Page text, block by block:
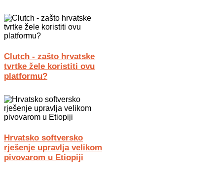
Clutch - zašto hrvatske
tvrtke žele koristiti ovu
platformu?
Hrvatsko softversko
rješenje upravlja velikom
pivovarom u Etiopiji